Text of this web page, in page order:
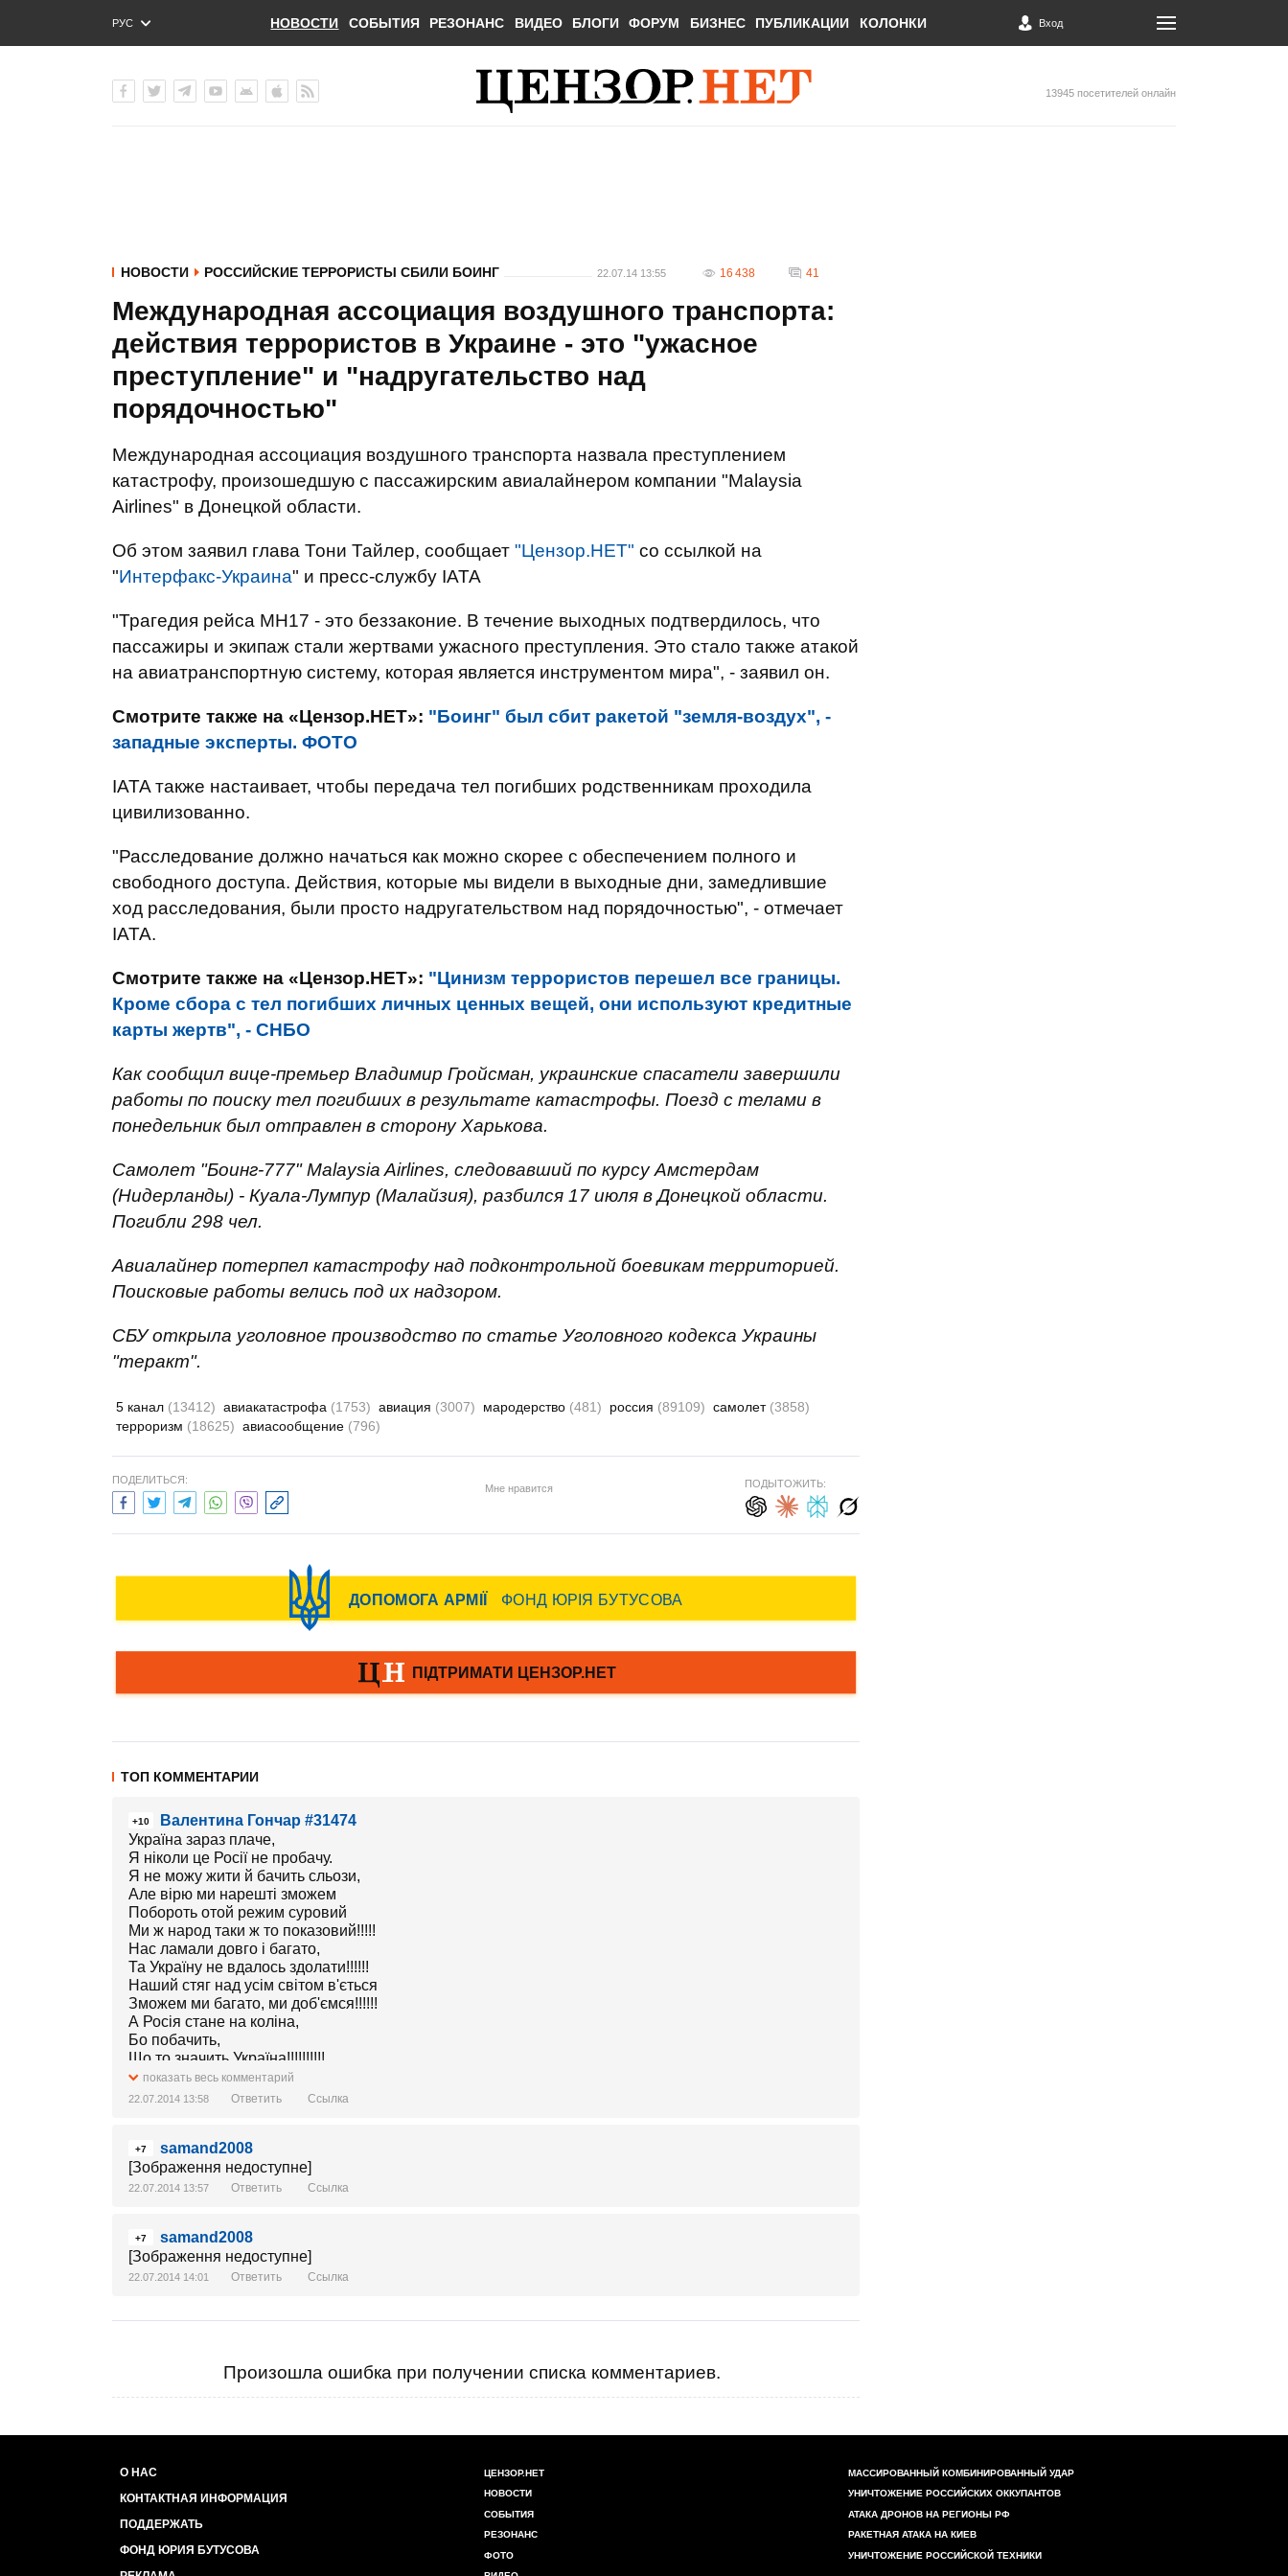
РУС
ENG
НОВОСТИ СОБЫТИЯ РЕЗОНАНС ВИДЕО БЛОГИ ФОРУМ БИЗНЕС ПУБЛИКАЦИИ КОЛОНКИ Вход
13945 посетителей онлайн
НОВОСТИ РОССИЙСКИЕ ТЕРРОРИСТЫ СБИЛИ БОИНГ 22.07.14 13:55 16 438 41
Международная ассоциация воздушного транспорта:
действия террористов в Украине - это "ужасное
преступление" и "надругательство над
порядочностью"
Международная ассоциация воздушного транспорта назвала преступлением
катастрофу, произошедшую с пассажирским авиалайнером компании "Malaysia
Airlines" в Донецкой области.
Об этом заявил глава Тони Тайлер, сообщает "Цензор.НЕТ" со ссылкой на
"Интерфакс-Украина" и пресс-службу IATA
"Трагедия рейса МН17 - это беззаконие. В течение выходных подтвердилось, что
пассажиры и экипаж стали жертвами ужасного преступления. Это стало также атакой
на авиатранспортную систему, которая является инструментом мира", - заявил он.
Смотрите также на «Цензор.НЕТ»: "Боинг" был сбит ракетой "земля-воздух", -
западные эксперты. ФОТО
IATA также настаивает, чтобы передача тел погибших родственникам проходила
цивилизованно.
"Расследование должно начаться как можно скорее с обеспечением полного и
свободного доступа. Действия, которые мы видели в выходные дни, замедлившие
ход расследования, были просто надругательством над порядочностью", - отмечает
IATA.
Смотрите также на «Цензор.НЕТ»: "Цинизм террористов перешел все границы.
Кроме сбора с тел погибших личных ценных вещей, они используют кредитные
карты жертв", - СНБО
Как сообщил вице-премьер Владимир Гройсман, украинские спасатели завершили
работы по поиску тел погибших в результате катастрофы. Поезд с телами в
понедельник был отправлен в сторону Харькова.
Самолет "Боинг-777" Malaysia Airlines, следовавший по курсу Амстердам
(Нидерланды) - Куала-Лумпур (Малайзия), разбился 17 июля в Донецкой области.
Погибли 298 чел.
Авиалайнер потерпел катастрофу над подконтрольной боевикам территорией.
Поисковые работы велись под их надзором.
СБУ открыла уголовное производство по статье Уголовного кодекса Украины
"теракт".
5 канал (13412) авиакатастрофа (1753) авиация (3007) мародерство (481) россия (89109) самолет (3858)
терроризм (18625) авиасообщение (796)
ПОДЕЛИТЬСЯ:
Мне нравится ПОДЫТОЖИТЬ:
ТОП КОММЕНТАРИИ
+10
Валентина Гончар #31474
Україна зараз плаче,
Я ніколи це Росії не пробачу.
Я не можу жити й бачить сльози,
Але вірю ми нарешті зможем
Побороть отой режим суровий
Ми ж народ таки ж то показовий!!!!!
Нас ламали довго і багато,
Та Україну не вдалось здолати!!!!!!
Наший стяг над усім світом в'ється
Зможем ми багато, ми доб'ємся!!!!!!
А Росія стане на коліна,
Бо побачить,
Що то значить Україна!!!!!!!!!!
показать весь комментарий
22.07.2014 13:58 Ответить Ссылка
+7
samand2008
[Зображення недоступне]
22.07.2014 13:57 Ответить Ссылка
+7
samand2008
[Зображення недоступне]
22.07.2014 14:01 Ответить Ссылка
Произошла ошибка при получении списка комментариев.
О НАС
КОНТАКТНАЯ ИНФОРМАЦИЯ
ПОДДЕРЖАТЬ
ФОНД ЮРИЯ БУТУСОВА
ЦЕНЗОР.НЕТ
НОВОСТИ
СОБЫТИЯ
РЕЗОНАНС
ФОТО
МАССИРОВАННЫЙ КОМБИНИРОВАННЫЙ УДАР
УНИЧТОЖЕНИЕ РОССИЙСКИХ ОККУПАНТОВ
АТАКА ДРОНОВ НА РЕГИОНЫ РФ
РАКЕТНАЯ АТАКА НА КИЕВ
УНИЧТОЖЕНИЕ РОССИЙСКОЙ ТЕХНИКИ